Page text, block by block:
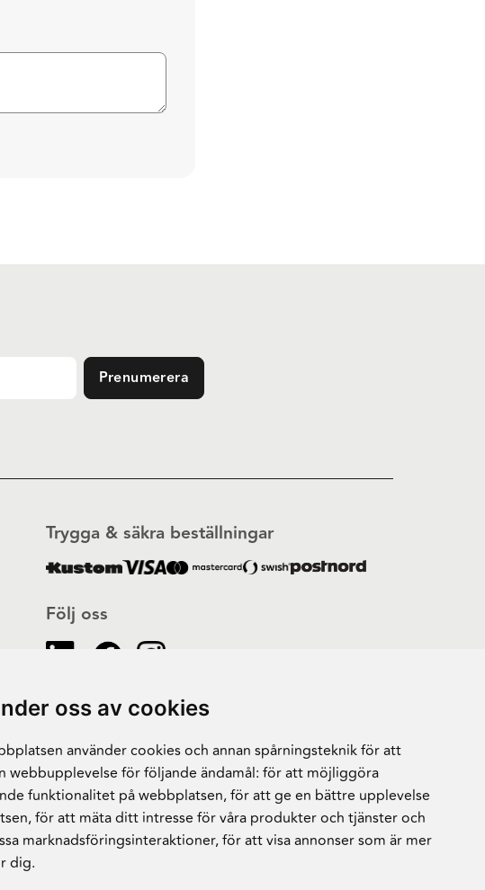
oss av cookies
använder cookies och annan spårningsteknik för att
webbupplevelse för följande ändamål: för att möjliggöra
funktionalitet på webbplatsen,för att ge en bättre upplevelse
,för att mäta ditt intresse för våra produkter och tjänster och
marknadsföringsinteraktioner,för att visa annonser som är mer
dig.
Prenumerera
Följ oss
Trygga & säkra beställningar